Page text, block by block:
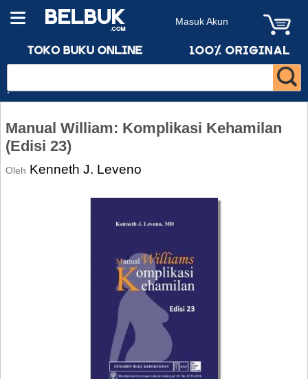
Masuk Akun
Manual William: Komplikasi Kehamilan
(Edisi 23)
Oleh Kenneth J. Leveno